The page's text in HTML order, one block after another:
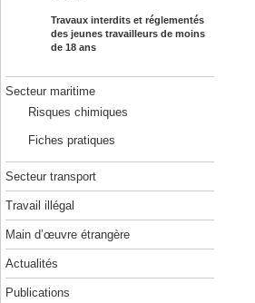
Travaux interdits et réglementés
des jeunes travailleurs de moins
de 18 ans
Secteur maritime
Risques chimiques
Fiches pratiques
Secteur transport
Travail illégal
Main d’œuvre étrangère
Actualités
Publications